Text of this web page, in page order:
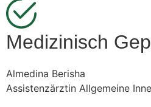
Medizinisch
Almedina Berisha
Assistenzärztin Allgemeine